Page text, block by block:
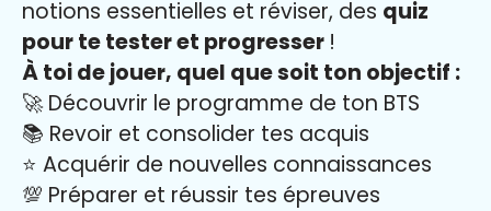
notions essentielles et réviser, des quiz
pour te tester et progresser !
À toi de jouer, quel que soit ton objectif :
🚀 Découvrir le programme de ton BTS
📚 Revoir et consolider tes acquis
⭐️ Acquérir de nouvelles connaissances
💯 Préparer et réussir tes épreuves